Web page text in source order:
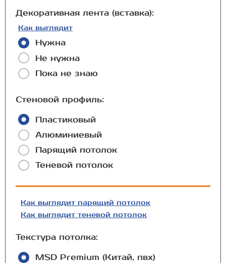
Декоративная лента (вставка):
Как выглядит
Нужна
Не нужна
Пока не знаю
Стеновой профиль:
Пластиковый
Алюминиевый
Парящий потолок
Теневой потолок
Как выглядит парящий потолок
Как выглядит теневой потолок
Текстура потолка:
MSD Premium (Китай, пвх)